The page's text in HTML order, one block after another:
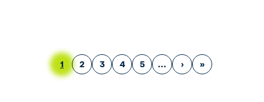
Aktuelle Seite
1 Page
2 Page
3 Page
4 Page
5 Nächste Seite
› Letzte Seite
»